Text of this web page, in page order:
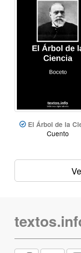
El Árbol de la
Cuento